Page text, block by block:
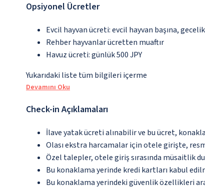
Opsiyonel Ücretler
Evcil hayvan ücreti: evcil hayvan başına, gecelik
Rehber hayvanlar ücretten muaftır
Havuz ücreti: günlük 500 JPY
Yukarıdaki liste tüm bilgileri içerme
Devamını Oku
Check-in Açıklamaları
İlave yatak ücreti alınabilir ve bu ücret,
Olası ekstra harcamalar için otele girişte,
Özel talepler, otele giriş sırasında müsaitlik
Bu konaklama yerinde kredi kartları kabul
Bu konaklama yerindeki güvenlik özellikleri